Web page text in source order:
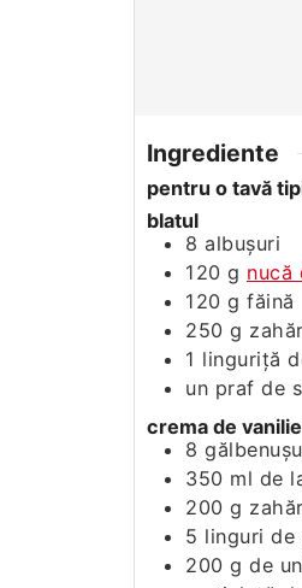
Ingrediente
pentru o tavă
blatul
8 albuşuri
120 g nucă
120 g făină
250 g zahăr
1 linguriţă
un praf de
crema de vanilie
8
350 ml de
200 g zahăr
5 linguri de
200 g de